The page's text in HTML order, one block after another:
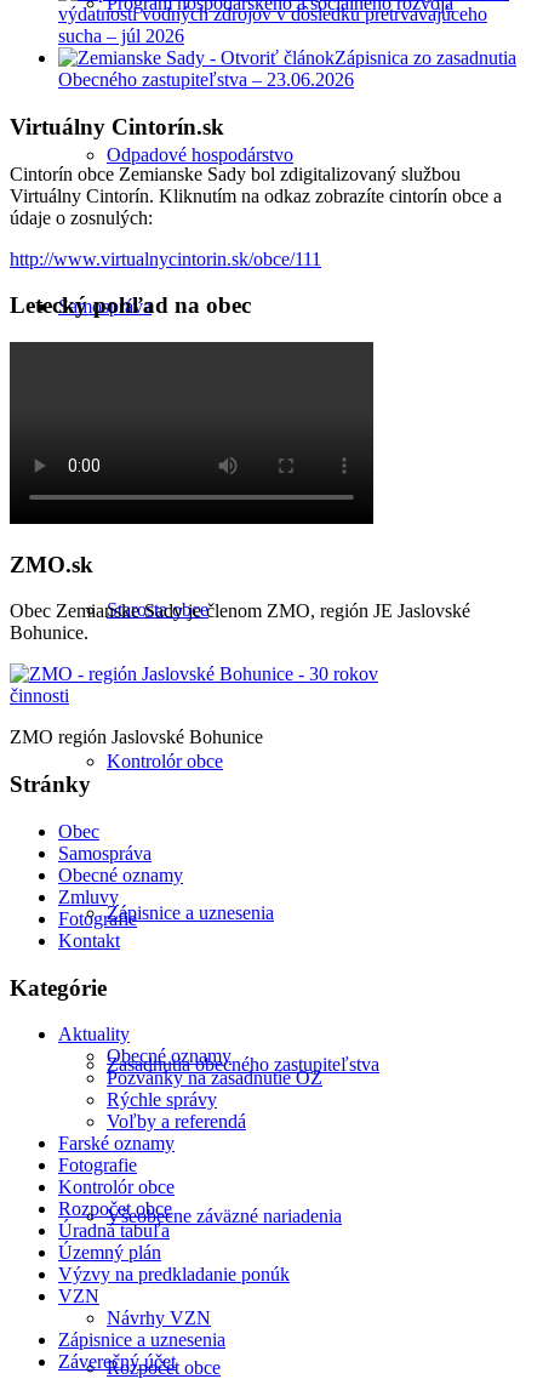
Odpadové hospodárstvo
Samospráva
Obecné zastupiteľstvo
Starosta obce
Kontrolór obce
Zápisnice a uznesenia
Zasadnutia obecného zastupiteľstva
Všeobecne záväzné nariadenia
Rozpočet obce
výdatnosti vodných zdrojov v dôsledku pretrvávajúceho
sucha – júl 2026
Zápisnica zo zasadnutia
Obecného zastupiteľstva – 23.06.2026
Virtuálny Cintorín.sk
Cintorín obce Zemianske Sady bol zdigitalizovaný službou
Virtuálny Cintorín. Kliknutím na odkaz zobrazíte cintorín obce a
údaje o zosnulých:
http://www.virtualnycintorin.sk/obce/111
Letecký pohľad na obec
ZMO.sk
Obec Zemianske Sady je členom ZMO, región JE Jaslovské
Bohunice.
ZMO región Jaslovské Bohunice
Stránky
Obec
Samospráva
Obecné oznamy
Zmluvy
Fotografie
Kontakt
Kategórie
Aktuality
Obecné oznamy
Pozvánky na zasadnutie OZ
Rýchle správy
Voľby a referendá
Farské oznamy
Fotografie
Kontrolór obce
Rozpočet obce
Úradná tabuľa
Územný plán
Výzvy na predkladanie ponúk
VZN
Návrhy VZN
Zápisnice a uznesenia
Záverečný účet